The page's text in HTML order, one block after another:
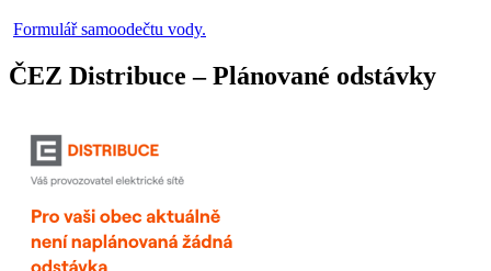
Formulář samoodečtu vody.
ČEZ Distribuce – Plánované odstávky